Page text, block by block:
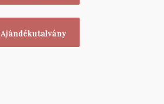
Ajándékutalvány